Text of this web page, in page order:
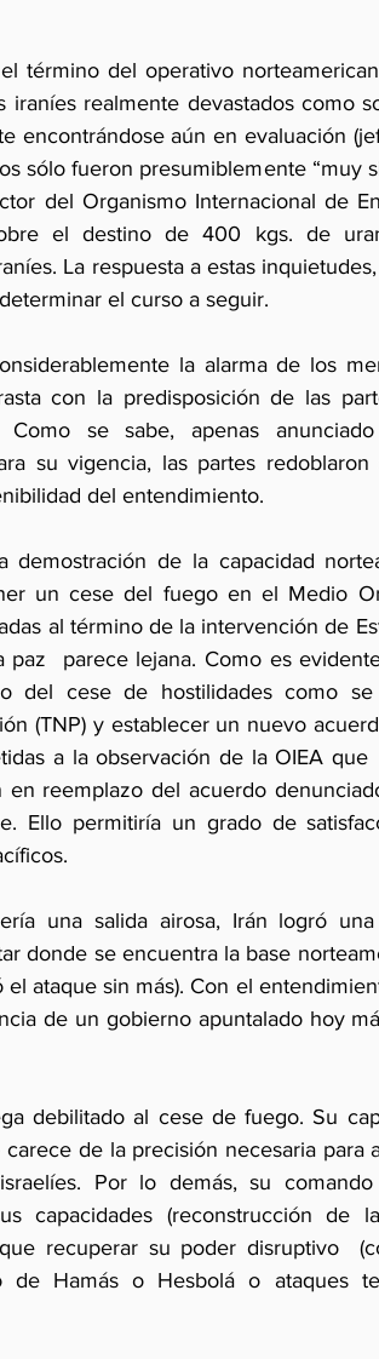
término del operativo
iraníes realmente devastados como
encontrándose aún en evaluación
sólo fueron presumiblemente “muy
del Organismo Internacional de
el destino de 400 kgs. de
La respuesta a estas
el curso a seguir.
la alarma de los
con la predisposición de las
Como se sabe, apenas
su vigencia, las partes redoblaron
del entendimiento.
de la capacidad
un cese del fuego en el Medio
al término de la intervención de
parece lejana. Como es
del cese de hostilidades como
(TNP) y establecer un nuevo
a la observación de la OIEA que
reemplazo del acuerdo
Ello permitiría un grado de
una salida airosa, Irán logró una
donde se encuentra la base
ataque sin más). Con el
de un gobierno apuntalado hoy
debilitado al cese de fuego. Su
de la precisión necesaria para
Por lo demás, su
capacidades (reconstrucción de
recuperar su poder disruptivo
de Hamás o Hesbolá o ataques